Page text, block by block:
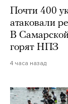
Почти 400
атаковали
В
горят НПЗ
4 часа назад